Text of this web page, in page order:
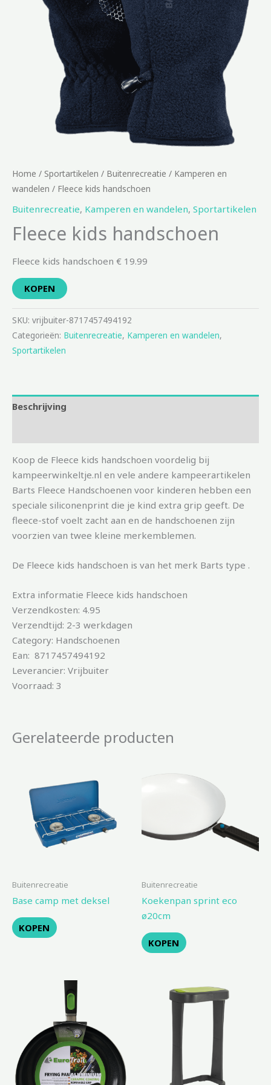
Home / Sportartikelen / Buitenrecreatie / Kamperen en
wandelen / Fleece kids handschoen
Buitenrecreatie, Kamperen en wandelen, Sportartikelen
Fleece kids handschoen
Fleece kids handschoen € 19.99
KOPEN
SKU: vrijbuiter-8717457494192
Categorieën: Buitenrecreatie, Kamperen en wandelen,
Sportartikelen
Beschrijving
Koop de Fleece kids handschoen voordelig bij
kampeerwinkeltje.nl en vele andere kampeerartikelen
Barts Fleece Handschoenen voor kinderen hebben een
speciale siliconenprint die je kind extra grip geeft. De
fleece-stof voelt zacht aan en de handschoenen zijn
voorzien van twee kleine merkemblemen.
De Fleece kids handschoen is van het merk Barts type .
Extra informatie Fleece kids handschoen
Verzendkosten: 4.95
Verzendtijd: 2-3 werkdagen
Category: Handschoenen
Ean: 8717457494192
Leverancier: Vrijbuiter
Voorraad: 3
Gerelateerde producten
Buitenrecreatie
Base camp met deksel
KOPEN
Buitenrecreatie
Koekenpan sprint eco
ø20cm
KOPEN